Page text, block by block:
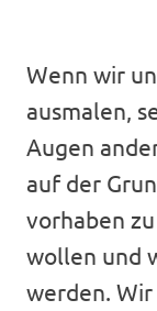
Wenn wir
ausmalen,
Augen
auf der
vorhaben
wollen und
werden. Wir